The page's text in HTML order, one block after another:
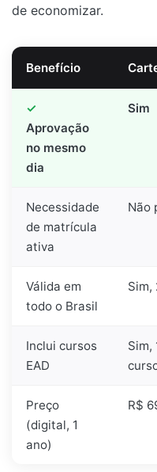
de economizar.
Benefício
Aprovação
no mesmo
dia
Sim
Necessidade
de matrícula
ativa
Não
Válida em
todo o Brasil
Sim,
Inclui cursos
EAD
Sim,
Preço
(digital, 1
ano)
R$